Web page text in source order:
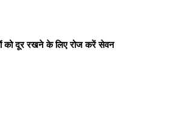
को दूर रखने के लिए रोज करें सेवन